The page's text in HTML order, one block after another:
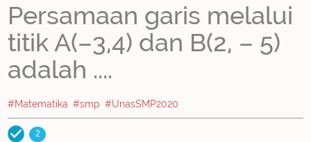
Persamaan garis melalui
titik A(–3,4) dan B(2, – 5)
adalah ....
#Matematika #smp #UnasSMP2020
2